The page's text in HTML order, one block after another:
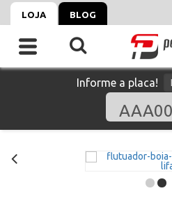
LOJA BLOG
Informe a placa!